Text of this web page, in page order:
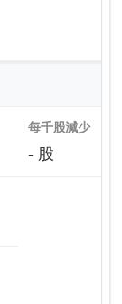
每千股減少
- 股